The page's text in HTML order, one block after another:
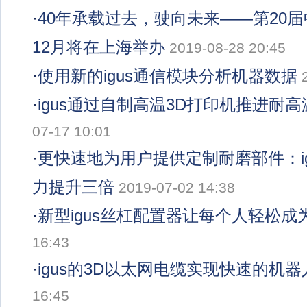
·40年承载过去，驶向未来——第20届
12月将在上海举办 2019-08-28 20:45
·使用新的igus通信模块分析机器数据
·igus通过自制高温3D打印机推进耐
07-17 10:01
·更快速地为用户提供定制耐磨部件
力提升三倍 2019-07-02 14:38
·新型igus丝杠配置器让每个人轻松成
16:43
·igus的3D以太网电缆实现快速的机器
16:45